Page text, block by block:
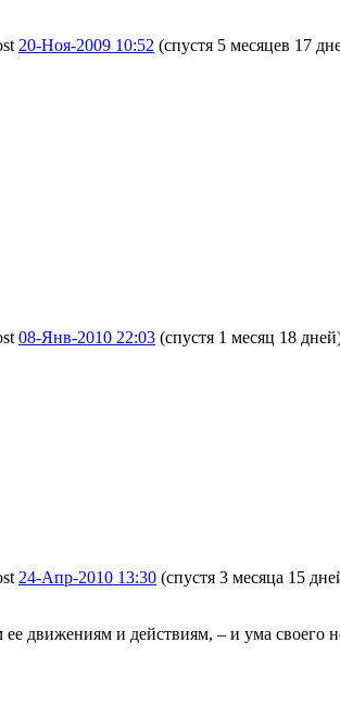
20-Ноя-2009 10:52 (спустя 5 месяцев 17
08-Янв-2010 22:03 (спустя 1 месяц 18
24-Апр-2010 13:30 (спустя 3 месяца 15
ее движениям и действиям, – и ума своего